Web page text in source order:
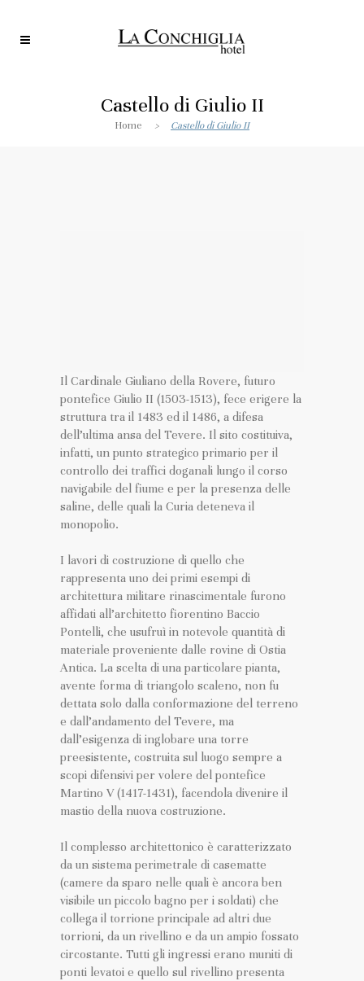
Castello di Giulio II
Home > Castello di Giulio II
Il Cardinale Giuliano della Rovere, futuro
pontefice Giulio II (1503-1513), fece erigere la
struttura tra il 1483 ed il 1486, a difesa
dell’ultima ansa del Tevere. Il sito costituiva,
infatti, un punto strategico primario per il
controllo dei traffici doganali lungo il corso
navigabile del fiume e per la presenza delle
saline, delle quali la Curia deteneva il
monopolio.
I lavori di costruzione di quello che
rappresenta uno dei primi esempi di
architettura militare rinascimentale furono
affidati all’architetto fiorentino Baccio
Pontelli, che usufruì in notevole quantità di
materiale proveniente dalle rovine di Ostia
Antica. La scelta di una particolare pianta,
avente forma di triangolo scaleno, non fu
dettata solo dalla conformazione del terreno
e dall’andamento del Tevere, ma
dall’esigenza di inglobare una torre
preesistente, costruita sul luogo sempre a
scopi difensivi per volere del pontefice
Martino V (1417-1431), facendola divenire il
mastio della nuova costruzione.
Il complesso architettonico è caratterizzato
da un sistema perimetrale di casematte
(camere da sparo nelle quali è ancora ben
visibile un piccolo bagno per i soldati) che
collega il torrione principale ad altri due
torrioni, da un rivellino e da un ampio fossato
circostante. Tutti gli ingressi erano muniti di
ponti levatoi e quello sul rivellino presenta